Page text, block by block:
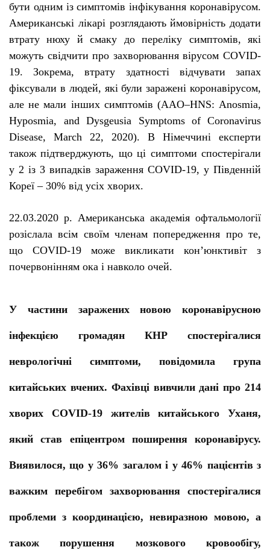
бути одним із симптомів інфікування коронавірусом.
Американські лікарі розглядають ймовірність додати
втрату нюху й смаку до переліку симптомів, які
можуть свідчити про захворювання вірусом COVID-
19. Зокрема, втрату здатності відчувати запах
фіксували в людей, які були заражені коронавірусом,
але не мали інших симптомів (AAO–HNS:Anosmia,
Hyposmia,and Dysgeusia Symptoms of Coronavirus
Disease, March 22, 2020). В Німеччині експерти
також підтверджують, що ці симптоми спостерігали
у 2 із 3 випадків зараження COVID-19, у Південній
Кореї – 30% від усіх хворих.
22.03.2020 р. Американська академія офтальмології
розіслала всім своїм членам попередження про те,
що COVID-19 може викликати кон’юнктивіт з
почервонінням ока і навколо очей.
У частини заражених новою коронавірусною
інфекцією громадян КНР спостерігалися
неврологічні симптоми, повідомила група
китайських вчених. Фахівці вивчили дані про 214
хворих COVID-19 жителів китайського Уханя,
який став епіцентром поширення коронавірусу.
Виявилося, що у 36% загалом і у 46% пацієнтів з
важким перебігом захворювання спостерігалися
проблеми з координацією, невиразною мовою, а
також порушення мозкового кровообігу,